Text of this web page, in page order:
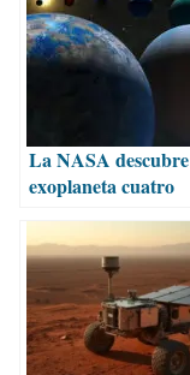
La NASA descubre
exoplaneta cuatro
la Tierra